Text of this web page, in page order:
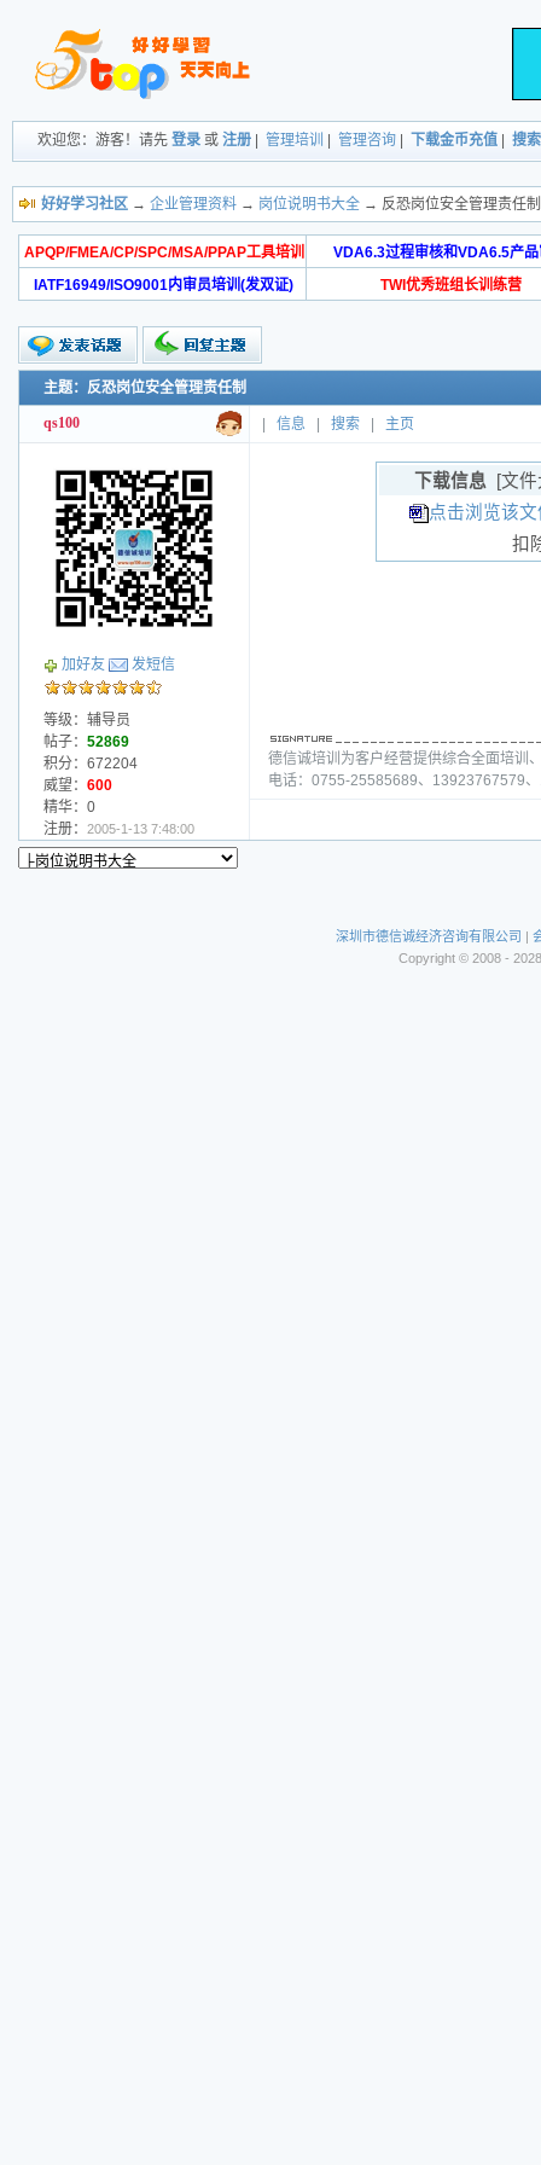
欢迎您：游客！请先 登录 或 注册 管理培训 管理咨询 下载金币充值 搜索
好好学习社区 → 企业管理资料 → 岗位说明书大全 → 反恐岗位安全管理责任制
APQP/FMEA/CP/SPC/MSA/PPAP工具培训
VDA6.3过程审核和VDA6.5产品
IATF16949/ISO9001内审员培训(发双证)
TWI优秀班组长训练营
主题：反恐岗位安全管理责任制
qs100 信息 搜索 主页
加好友 发短信
等级：辅导员
帖子： 52869
积分：672204
威望： 600
精华：0
注册： 2005-1-13 7:48:00
下载信息 [文件
点击浏览该
扣
德信诚培训为客户经营提供综合全面培训
电话：0755-25585689、13923767579
深圳市德信诚经济咨询有限公司 |
Copyright © 2008 -